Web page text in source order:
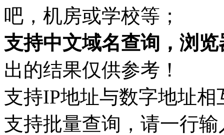
吧，机房或学校等；
支持中文域名查询，浏
出的结果仅供参考！
支持IP地址与数字地址相
支持批量查询，请一行